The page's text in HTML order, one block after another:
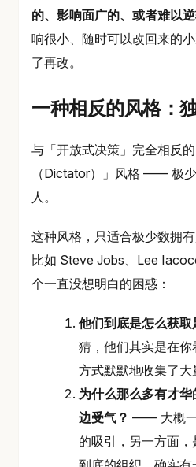
的、影响面广的、或者难以
响很小、随时可以改回来的
了再改。
一种相反的风格：
与「开放式决策」完全相反
（Dictator）」风格 —— 极
人。
这种风格，只适合极少数拥
比如 Steve Jobs、Lee
个一直没想明白的困惑：
他们到底是怎么获取
猜，他们其实是在
方式默默地收集了大
为什么那么多有才
边受气？ —— 大概一
的吸引，另一方面